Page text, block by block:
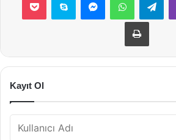
Yazdır
Kayıt Ol